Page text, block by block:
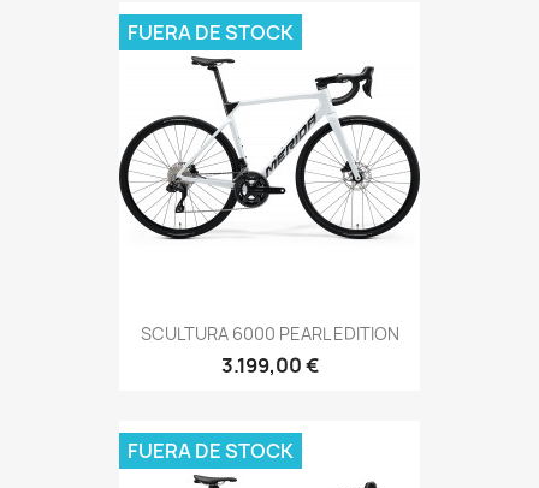
SCULTURA 6000 PEARL EDITION
3.199,00 €
FUERA DE STOCK
FUERA DE STOCK